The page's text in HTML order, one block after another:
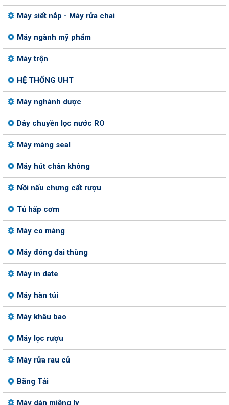
Máy siết nắp - Máy rửa chai
Máy ngành mỹ phẩm
Máy trộn
HỆ THỐNG UHT
Máy nghành dược
Dây chuyền lọc nước RO
Máy màng seal
Máy hút chân không
Nồi nấu chưng cất rượu
Tủ hấp cơm
Máy co màng
Máy đóng đai thùng
Máy in date
Máy hàn túi
Máy khâu bao
Máy lọc rượu
Máy rửa rau củ
Băng Tải
Máy dán miệng ly